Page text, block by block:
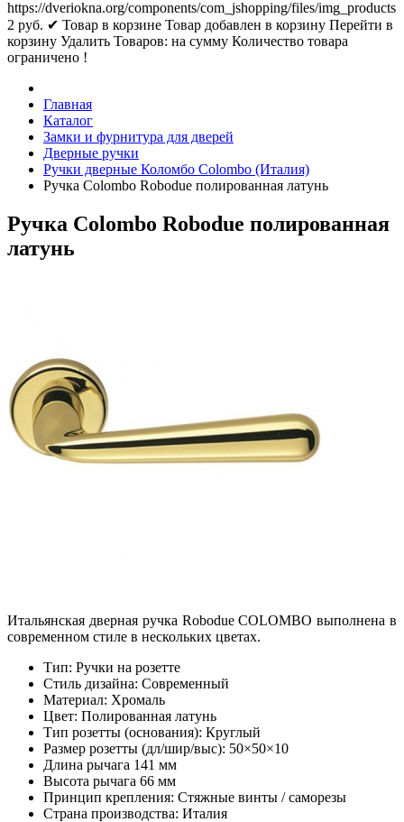
https://dveriokna.org/components/com_jshopping/files/img_products
2 руб. ✔ Товар в корзине Товар добавлен в корзину Перейти в
корзину Удалить Товаров: на сумму Количество товара
ограничено !
Главная
Каталог
Замки и фурнитура для дверей
Дверные ручки
Ручки дверные Коломбо Colombo (Италия)
Ручка Colombo Robodue полированная латунь
Ручка Colombo Robodue полированная
латунь
Итальянская дверная ручка Robodue COLOMBO выполнена в
современном стиле в нескольких цветах.
Тип: Ручки на розетте
Стиль дизайна: Современный
Материал: Хромаль
Цвет: Полированная латунь
Тип розетты (основания): Круглый
Размер розетты (дл/шир/выс): 50×50×10
Длина рычага 141 мм
Высота рычага 66 мм
Принцип крепления: Стяжные винты / саморезы
Страна производства: Италия